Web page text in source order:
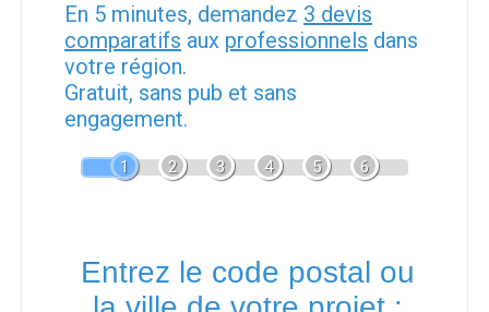
En 5 minutes, demandez 3 devis
comparatifs aux professionnels dans
votre région.
Gratuit, sans pub et sans
engagement.
1 2 3 4 5 6
Entrez le code postal ou